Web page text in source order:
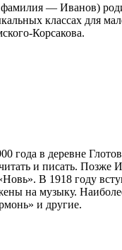
— Иванов)
классах для
Корсакова.
года в деревне
и писать. Позже
В 1918 году
на музыку.
и другие.